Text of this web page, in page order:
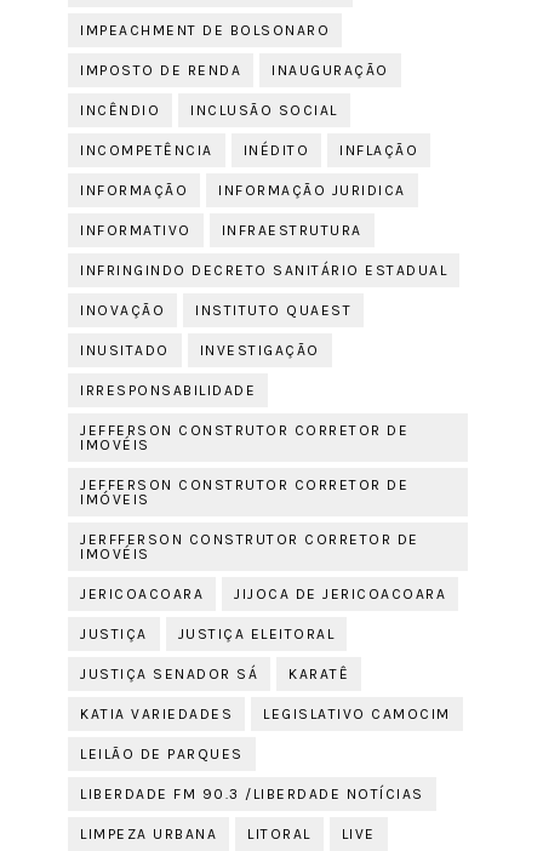
IMPEACHMENT DE BOLSONARO
IMPOSTO DE RENDA INAUGURAÇÃO
INCÊNDIO INCLUSÃO SOCIAL
INCOMPETÊNCIA INÉDITO INFLAÇÃO
INFORMAÇÃO INFORMAÇÃO JURIDICA
INFORMATIVO INFRAESTRUTURA
INFRINGINDO DECRETO SANITÁRIO ESTADUAL
INOVAÇÃO INSTITUTO QUAEST
INUSITADO INVESTIGAÇÃO
IRRESPONSABILIDADE
JEFFERSON CONSTRUTOR CORRETOR DE
IMOVÉIS
JEFFERSON CONSTRUTOR CORRETOR DE
IMÓVEIS
JERFFERSON CONSTRUTOR CORRETOR DE
IMOVÉIS
JERICOACOARA JIJOCA DE JERICOACOARA
JUSTIÇA JUSTIÇA ELEITORAL
JUSTIÇA SENADOR SÁ KARATÊ
KATIA VARIEDADES LEGISLATIVO CAMOCIM
LEILÃO DE PARQUES
LIBERDADE FM 90.3 /LIBERDADE NOTÍCIAS
LIMPEZA URBANA LITORAL LIVE